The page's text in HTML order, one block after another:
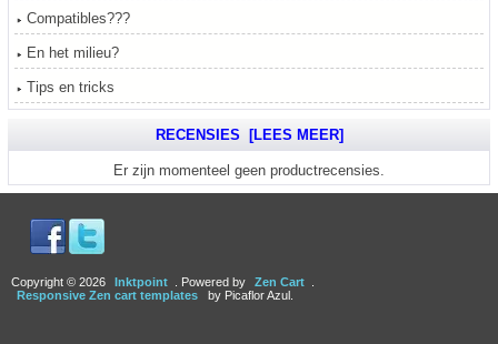
Compatibles???
En het milieu?
Tips en tricks
RECENSIES [LEES MEER]
Er zijn momenteel geen productrecensies.
Copyright © 2026 Inktpoint . Powered by Zen Cart
Responsive Zen cart templates
by Picaflor Azul.